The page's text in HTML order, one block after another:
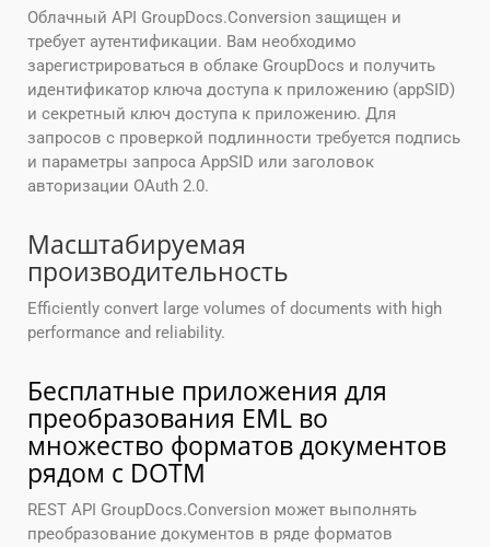
Облачный API GroupDocs.Conversion защищен и
требует аутентификации. Вам необходимо
зарегистрироваться в облаке GroupDocs и получить
идентификатор ключа доступа к приложению (appSID)
и секретный ключ доступа к приложению. Для
запросов с проверкой подлинности требуется подпись
и параметры запроса AppSID или заголовок
авторизации OAuth 2.0.
Масштабируемая
производительность
Efficiently convert large volumes of documents with high
performance and reliability.
Бесплатные приложения для
преобразования EML во
множество форматов документов
рядом с DOTM
REST API GroupDocs.Conversion может выполнять
преобразование документов в ряде форматов